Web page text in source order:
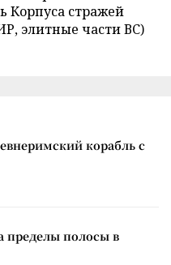
Корпуса стражей
элитные части ВС)
корабль с
пределы полосы в